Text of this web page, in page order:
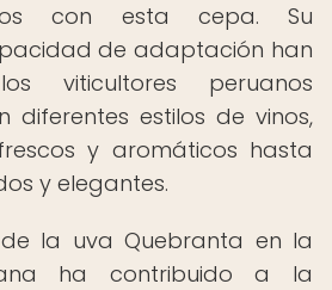
con esta cepa. Su
de adaptación han
viticultores peruanos
diferentes estilos de vinos,
y aromáticos hasta
y elegantes.
de la uva Quebranta en la
ha contribuido a la